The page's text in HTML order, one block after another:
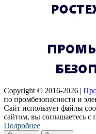
Copyright © 2016-2026 |
по промбезопасности и
Сайт использует файлы
сайтом, вы соглашаетесь с
Подробнее